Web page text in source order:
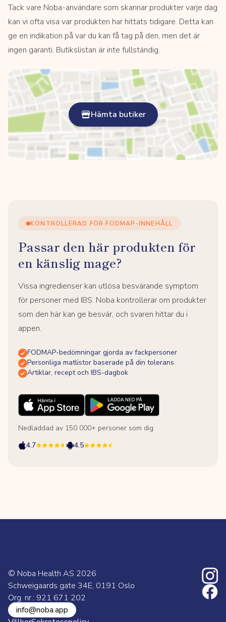
Tack vare Noba-användare som skannar produkter varje dag
kan vi ofta visa var produkten har hittats tidigare. Detta kan
ge en indikation på var du kan få tag på den, men det är
ingen garanti. Butikslistan är inte fullständig.
Hämta butiker
KONTROLLERAD FÖR FODMAP-INNEHÅLL
Passar den här produkten för
en känslig mage?
Vissa ingredienser kan utlösa besvärande symptom
för personer med IBS. Noba kontrollerar om produkter
som den här kan ge besvär, och svaren hittar du i
appen.
FODMAP-bedömningar gjorda av fackpersoner
Personliga matlistor baserade på din tolerans
Artiklar, recept och IBS-dagbok
Nedladdad av 150 000+ personer som dig
4.7
4.5
© Noba Health AS 2026
Schweigaards gate 34E, 0191 Oslo
Org. nr.: 921 671 202
info@noba.app